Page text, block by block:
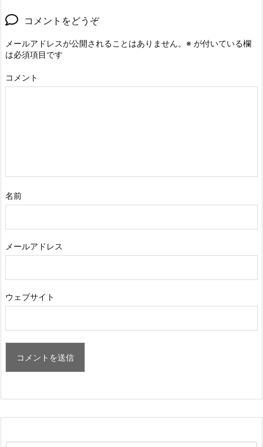
コメントをどうぞ
メールアドレスが公開されることはありません。 ※ が付いている欄
は必須項目です
コメント
名前
メールアドレス
ウェブサイト